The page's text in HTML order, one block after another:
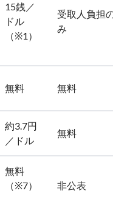
15銭／
ドル
（※1）
受取人負担
み
無料 無料
約3.7円
／ドル
無料
無料
（※7）
非公表